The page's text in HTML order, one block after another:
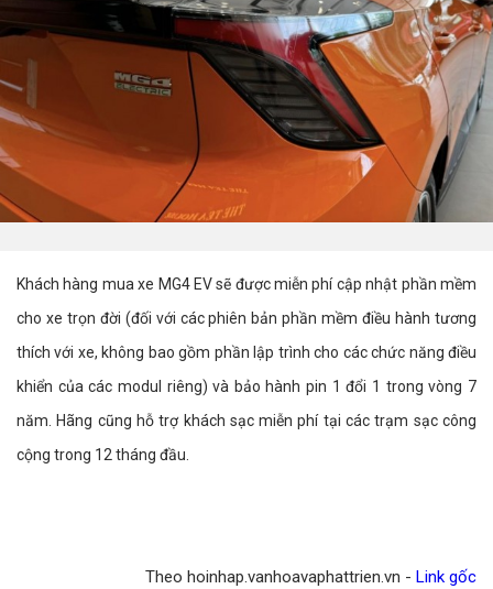
Khách hàng mua xe MG4 EV sẽ được miễn phí cập nhật phần mềm
cho xe trọn đời (đối với các phiên bản phần mềm điều hành tương
thích với xe, không bao gồm phần lập trình cho các chức năng điều
khiển của các modul riêng) và bảo hành pin 1 đổi 1 trong vòng 7
năm. Hãng cũng hỗ trợ khách sạc miễn phí tại các trạm sạc công
cộng trong 12 tháng đầu.
Theo hoinhap.vanhoavaphattrien.vn - Link gốc